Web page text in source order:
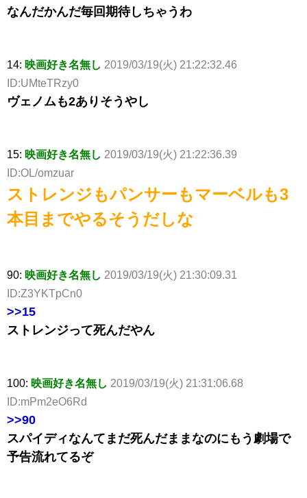
なんだかんだ毎回期待しちゃうわ
14: 映画好き名無し 2019/03/19(火) 21:22:32.46
ID:UMteTRzy0
ヴェノムも2ありそうやし
15: 映画好き名無し 2019/03/19(火) 21:22:36.39
ID:OL/omzuar
ストレンジもパンサーもマーベルも3
本目までやるそうだしな
90: 映画好き名無し 2019/03/19(火) 21:30:09.31
ID:Z3YKTpCn0
>>15
ストレンジって死んだやん
100: 映画好き名無し 2019/03/19(火) 21:31:06.68
ID:mPm2eO6Rd
>>90
スパイディなんてまだ死んだままなのにもう劇場で
予告流れてるぞ